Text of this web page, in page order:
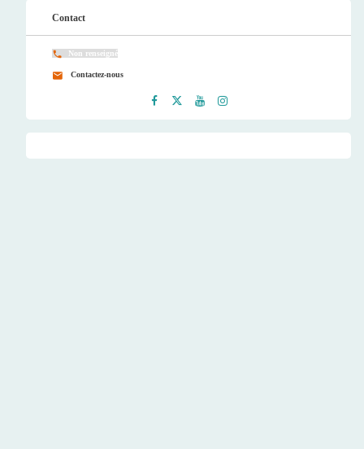
Contact
Non renseigné
Contactez-nous
Faceb Twitt Youtu Instag